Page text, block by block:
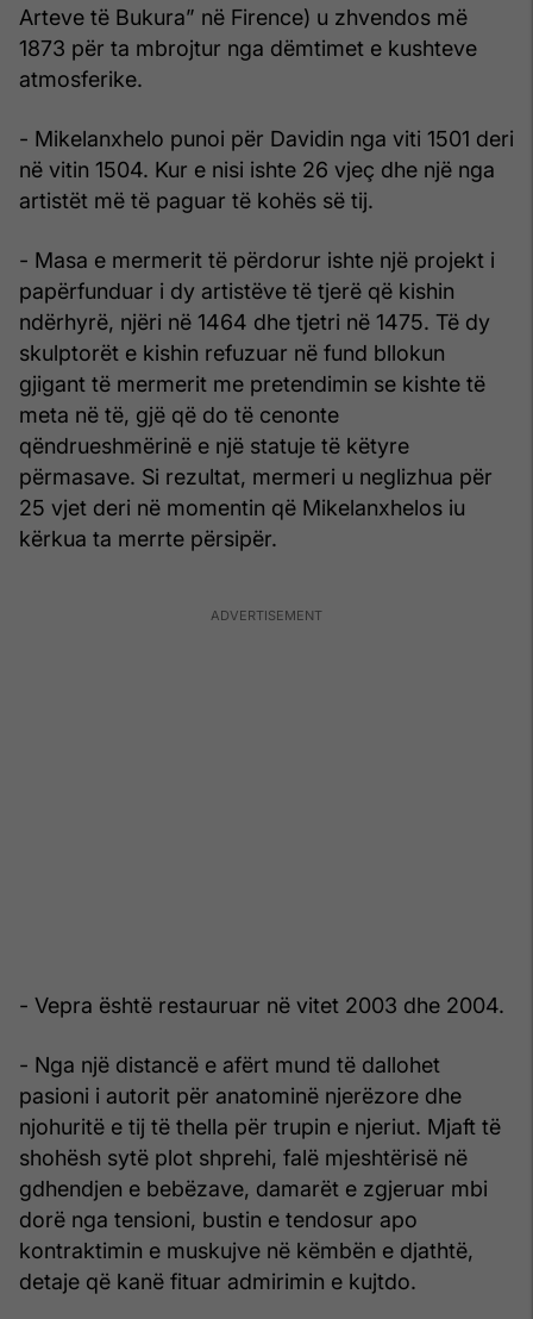
Arteve të Bukura” në Firence) u zhvendos më
1873 për ta mbrojtur nga dëmtimet e kushteve
atmosferike.
- Mikelanxhelo punoi për Davidin nga viti 1501 deri
në vitin 1504. Kur e nisi ishte 26 vjeç dhe një nga
artistët më të paguar të kohës së tij.
- Masa e mermerit të përdorur ishte një projekt i
papërfunduar i dy artistëve të tjerë që kishin
ndërhyrë, njëri në 1464 dhe tjetri në 1475. Të dy
skulptorët e kishin refuzuar në fund bllokun
gjigant të mermerit me pretendimin se kishte të
meta në të, gjë që do të cenonte
qëndrueshmërinë e një statuje të këtyre
përmasave. Si rezultat, mermeri u neglizhua për
25 vjet deri në momentin që Mikelanxhelos iu
kërkua ta merrte përsipër.
- Vepra është restauruar në vitet 2003 dhe 2004.
- Nga një distancë e afërt mund të dallohet
pasioni i autorit për anatominë njerëzore dhe
njohuritë e tij të thella për trupin e njeriut. Mjaft të
shohësh sytë plot shprehi, falë mjeshtërisë në
gdhendjen e bebëzave, damarët e zgjeruar mbi
dorë nga tensioni, bustin e tendosur apo
kontraktimin e muskujve në këmbën e djathtë,
detaje që kanë fituar admirimin e kujtdo.